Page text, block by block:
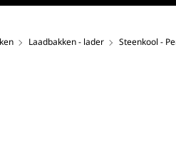
Laadbakken - lader Steenkool -